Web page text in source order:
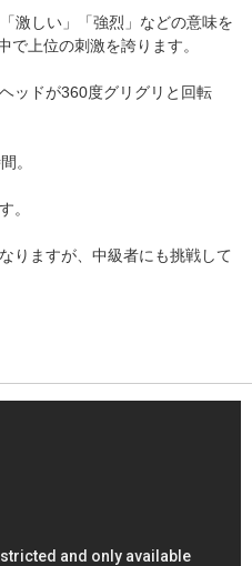
激しい」「強烈」などの意味を
上位の刺激を誇ります。
ッドが360度グリグリと回転
。
。
りますが、中級者にも挑戦して